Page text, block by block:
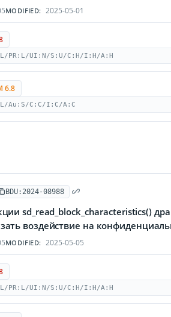
MODIFIED: 2025-05-01
PR:L/UI:N/S:U/C:H/I:H/A:H
6.8
Au:S/C:C/I:C/A:C
BDU:2024-08988
sd_read_block_characteristics()
воздействие на
MODIFIED: 2025-05-05
PR:L/UI:N/S:U/C:H/I:H/A:H